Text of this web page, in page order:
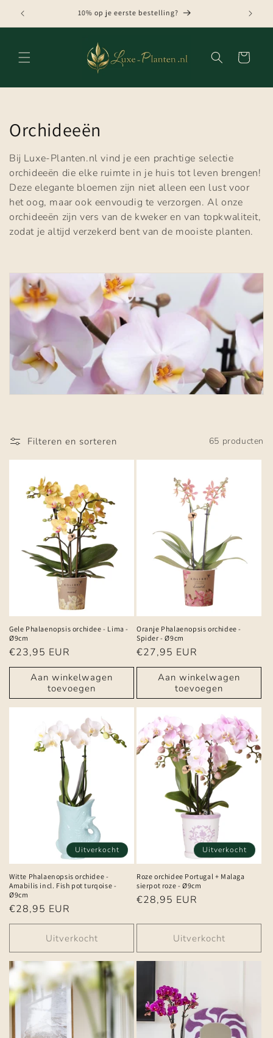
naar de
content
GRATIS VERZENDING VANAF € 75,-
Winkelwagen
C
o
l
l
e
t
i
Orchideeën
Bij Luxe-Planten.nl vind je een prachtige selectie
orchideeën die elke ruimte in je huis tot leven brengen!
Deze elegante bloemen zijn niet alleen een lust voor
het oog, maar ook eenvoudig te verzorgen. Al onze
orchideeën zijn vers van de kweker en van topkwaliteit,
zodat je altijd verzekerd bent van de mooiste planten.
Filteren en sorteren 65 producten
Gele Phalaenopsis orchidee - Lima -
Ø9cm
Normale
prijs
€23,95 EUR
Aan winkelwagen
toevoegen
Oranje Phalaenopsis orchidee -
Spider - Ø9cm
Normale
prijs
€27,95 EUR
Aan winkelwagen
toevoegen
Uitverkocht
Witte Phalaenopsis orchidee -
Amabilis incl. Fish pot turqoise -
Ø9cm
Normale
prijs
€28,95 EUR
Uitverkocht
Uitverkocht
Roze orchidee Portugal + Malaga
sierpot roze - Ø9cm
Normale
€28,95 EUR
Uitverkocht